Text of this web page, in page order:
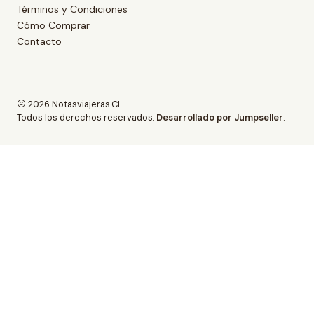
Términos y Condiciones
Cómo Comprar
Contacto
2026 Notasviajeras.CL.
Todos los derechos reservados. Desarrollado por Jumpseller.